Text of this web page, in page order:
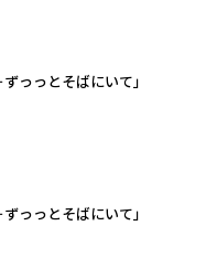
っっとそばにいて」
っっとそばにいて」